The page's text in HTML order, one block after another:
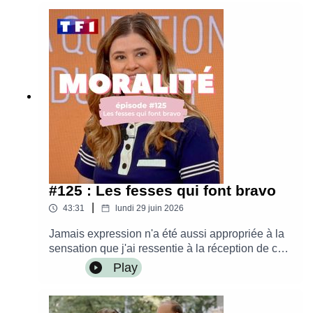
leblogdeneroli@gmail.comMusique originale
créée par le studio Into The WaveMontage par
Alice Krief - Les Belles Fréquences
#125 : Les fesses qui font bravo
43:31 lundi 29 juin 2026
Jamais expression n'a été aussi appropriée à la
sensation que j'ai ressentie à la réception de ce
mail. Bref : je suis passée à la télé et j'ai coché,
au passage, l'une des plus grosses cases de ma
contrôle » sur Place des Libraires– Commander
Play